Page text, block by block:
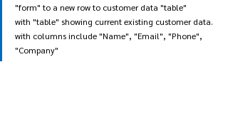
"form" to a new row to customer data "table"
with "table" showing current existing customer data.
with columns include "Name", "Email", "Phone",
"Company"